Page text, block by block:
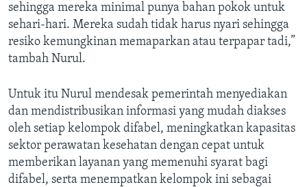
sehingga mereka minimal punya bahan pokok untuk
sehari-hari. Mereka sudah tidak harus nyari sehingga
resiko kemungkinan memaparkan atau terpapar tadi,”
tambah Nurul.
Untuk itu Nurul mendesak pemerintah menyediakan
dan mendistribusikan informasi yang mudah diakses
oleh setiap kelompok difabel, meningkatkan kapasitas
sektor perawatan kesehatan dengan cepat untuk
memberikan layanan yang memenuhi syarat bagi
difabel, serta menempatkan kelompok ini sebagai